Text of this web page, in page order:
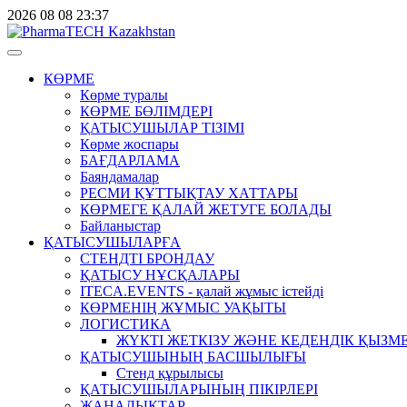
2026 08 08 23:37
КӨРМЕ
Көрме туралы
КӨРМЕ БӨЛІМДЕРІ
ҚАТЫСУШЫЛАР ТІЗІМІ
Көрме жоспары
БАҒДАРЛАМА
Баяндамалар
РЕСМИ ҚҰТТЫҚТАУ ХАТТАРЫ
КӨРМЕГЕ ҚАЛАЙ ЖЕТУГЕ БОЛАДЫ
Байланыстар
ҚАТЫСУШЫЛАРҒА
СТЕНДТІ БРОНДАУ
ҚАТЫСУ НҰСҚАЛАРЫ
ITECA.EVENTS - қалай жұмыс істейді
КӨРМЕНІҢ ЖҰМЫС УАҚЫТЫ
ЛОГИСТИКА
ЖҮКТІ ЖЕТКІЗУ ЖӘНЕ КЕДЕНДІК
ҚАТЫСУШЫНЫҢ БАСШЫЛЫҒЫ
Стенд құрылысы
ҚАТЫСУШЫЛАРЫНЫҢ ПІКІРЛЕРІ